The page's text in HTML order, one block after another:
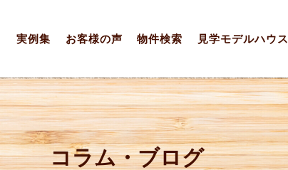
実例集 お客様の声 物件検索 見学モデルハウス
コラム・ブログ